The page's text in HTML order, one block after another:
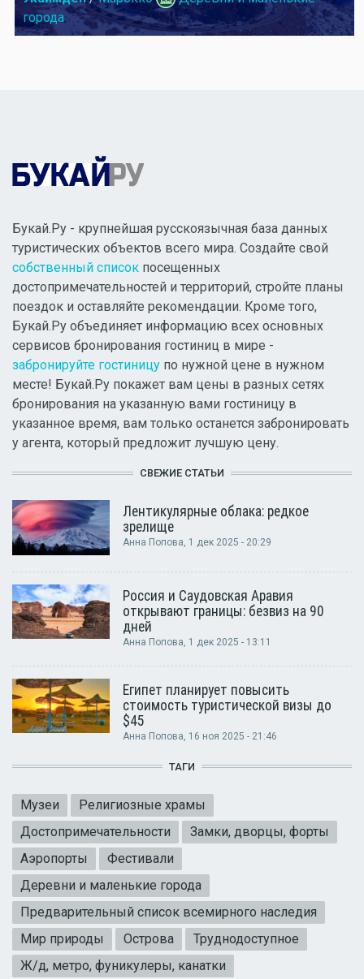
города
Букай.Ру - крупнейшая русскоязычная база данных
туристических объектов всего мира. Создайте свой
собственный список посещенных
достопримечательностей и территорий, стройте планы
поездок и оставляйте рекомендации. Кроме того,
Букай.Ру объединяет информацию всех основных
сервисов бронирования гостиниц в мире -
забронируйте гостиницу по нужной цене в нужном
месте! Букай.Ру покажет вам цены в разных сетях
бронирования на указанную вами гостиницу в
указанное время, вам только останется забронировать
у агента, который предложит лучшую цену.
СВЕЖИЕ СТАТЬИ
Лентикулярные облака: редкое
зрелище
Анна Попова, 1 дек 2025 - 20:29
Россия и Саудовская Аравия
открывают границы: безвиз на 90
дней
Анна Попова, 1 дек 2025 - 13:11
Египет планирует повысить
стоимость туристической визы до
$45
Анна Попова, 16 ноя 2025 - 21:46
ТАГИ
Музеи
Религиозные храмы
Достопримечательности
Замки, дворцы, форты
Аэропорты
Фестивали
Деревни и маленькие города
Предварительный список всемирного наследия
Мир природы
Острова
Труднодоступное
Ж/д, метро, фуникулеры, канатки